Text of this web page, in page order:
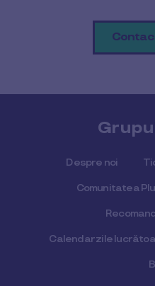
Despre noi
Comunitatea
Calendar zile